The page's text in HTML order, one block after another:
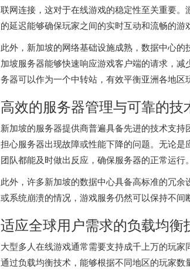
联网连接，这对于在线游戏的稳定性至关重要
的延迟能够确保玩家之间的实时互动和流畅的游
此外，新加坡的网络基础设施成熟，数据中心
加坡服务器能够快速响应游戏客户端的请求，
务器可以作为一个中转站，有效平衡亚洲各地区
高效的服务器管理与可靠的技
新加坡的服务器提供商普遍具备先进的技术支
担心服务器出现故障或性能下降的问题。无论
团队都能及时做出反应，确保服务器的正常运行。
此外，许多新加坡的数据中心具备高标准的冗
或系统崩溃的情况，游戏服务仍然可以保持不间
适应全球用户需求的负载均衡
大型多人在线游戏通常需要支持成千上万的玩家
通过负载均衡技术，能够根据不同地区的玩家